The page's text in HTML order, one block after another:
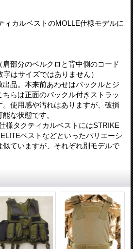
カルベストのMOLLE仕様モデルに
部分のベルクロと背中側のコード
はサイズではありません）
品。本来前あわせはバックルとジ
らは正面のバックル付きストラッ
使用感や汚れはありますが、破損
な状態です。
様タクティカルベストにはSTRIKE
ベストなどといったバリエーシ
似ていますが、それぞれ別モデルで